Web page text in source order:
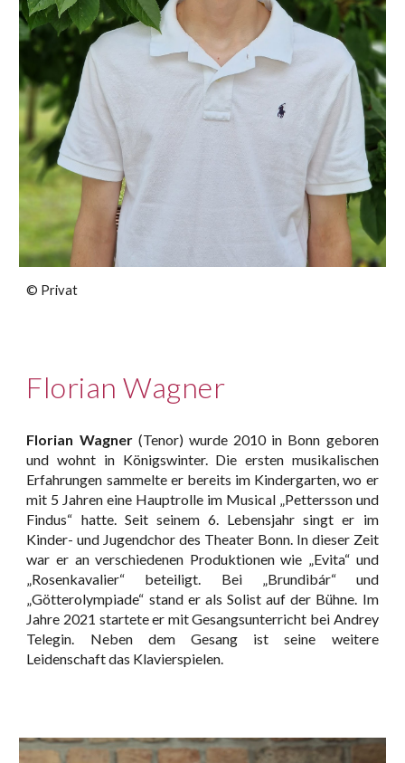
© Privat
Florian Wagner
Florian Wagner(Tenor) wurde 2010 in Bonn geboren
und wohnt in Königswinter. Die ersten musikalischen
Erfahrungen sammelte er bereits im Kindergarten, wo er
mit 5 Jahren eine Hauptrolle im Musical „Pettersson und
Findus“ hatte. Seit seinem 6. Lebensjahr singt er im
Kinder- und Jugendchor des Theater Bonn. In dieser Zeit
war er an verschiedenen Produktionen wie „Evita“ und
„Rosenkavalier“ beteiligt. Bei „Brundibár“ und
„Götterolympiade“ stand er als Solist auf der Bühne. Im
Jahre 2021 startete er mit Gesangsunterricht bei Andrey
Telegin. Neben dem Gesang ist seine weitere
Leidenschaft das Klavierspielen.